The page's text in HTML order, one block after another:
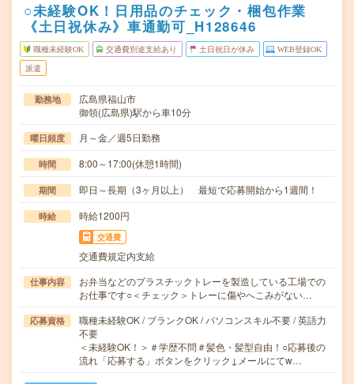
○未経験OK！日用品のチェック・梱包作業
《土日祝休み》車通勤可_H128646
職種未経験OK 交通費別途支給あり 土日祝日が休み WEB登録OK
派遣
勤務地
広島県福山市
御領(広島県)駅から車10分
曜日頻度 月～金／週5日勤務
時間 8:00～17:00(休憩1時間)
期間 即日～長期（3ヶ月以上） 最短で応募開始から1週間！
時給 時給1200円
交通費
交通費規定内支給
仕事内容
お弁当などのプラスチックトレーを製造している工場での
お仕事です○＜チェック＞トレーに傷やへこみがない…
応募資格
職種未経験OK / ブランクOK / パソコンスキル不要 / 英語力
不要
＜未経験OK！＞＃学歴不問＃髪色・髪型自由！○応募後の
流れ「応募する」ボタンをクリック↓メールにてw…